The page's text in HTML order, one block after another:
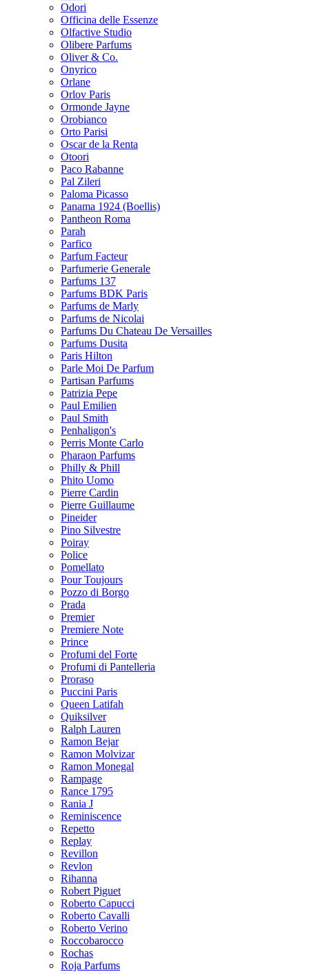
Odori
Officina delle Essenze
Olfactive Studio
Olibere Parfums
Oliver & Co.
Onyrico
Orlane
Orlov Paris
Ormonde Jayne
Orobianco
Orto Parisi
Oscar de la Renta
Otoori
Paco Rabanne
Pal Zileri
Paloma Picasso
Panama 1924 (Boellis)
Pantheon Roma
Parah
Parfico
Parfum Facteur
Parfumerie Generale
Parfums 137
Parfums BDK Paris
Parfums de Marly
Parfums de Nicolai
Parfums Du Chateau De Versailles
Parfums Dusita
Paris Hilton
Parle Moi De Parfum
Partisan Parfums
Patrizia Pepe
Paul Emilien
Paul Smith
Penhaligon's
Perris Monte Carlo
Pharaon Parfums
Philly & Phill
Phito Uomo
Pierre Cardin
Pierre Guillaume
Pineider
Pino Silvestre
Poiray
Police
Pomellato
Pour Toujours
Pozzo di Borgo
Prada
Premier
Premiere Note
Prince
Profumi del Forte
Profumi di Pantelleria
Proraso
Puccini Paris
Queen Latifah
Quiksilver
Ralph Lauren
Ramon Bejar
Ramon Molvizar
Ramon Monegal
Rampage
Rance 1795
Rania J
Reminiscence
Repetto
Replay
Revillon
Revlon
Rihanna
Robert Piguet
Roberto Capucci
Roberto Cavalli
Roberto Verino
Roccobarocco
Rochas
Roja Parfums